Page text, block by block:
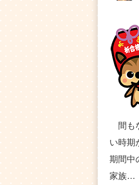
間も
い時期
期間中
家族…